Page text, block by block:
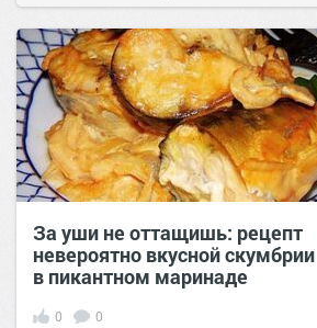
За уши не оттащишь: рецепт
невероятно вкусной скумбрии
в пикантном маринаде
0 0